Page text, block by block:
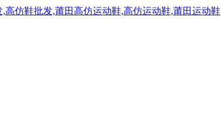
仿鞋批发,莆田高仿运动鞋,高仿运动鞋,莆田运动鞋